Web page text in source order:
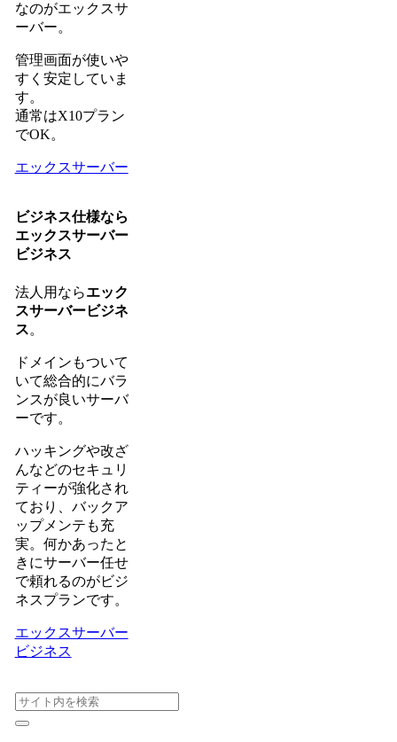
なのがエックスサ
ーバー。
管理画面が使いや
すく安定していま
す。
通常はX10プラン
でOK。
エックスサーバー
ビジネス仕様なら
エックスサーバー
ビジネス
法人用ならエック
スサーバービジネ
ス。
ドメインもついて
いて総合的にバラ
ンスが良いサーバ
ーです。
ハッキングや改ざ
んなどのセキュリ
ティーが強化され
ており、バックア
ップメンテも充
実。何かあったと
きにサーバー任せ
で頼れるのがビジ
ネスプランです。
エックスサーバー
ビジネス